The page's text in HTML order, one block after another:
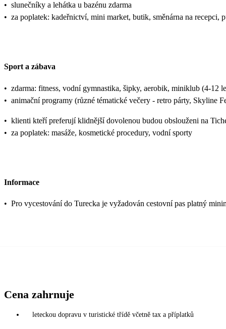
• slunečníky a lehátka u bazénu zdarma
• za poplatek: kadeřnictví, mini market, butik, směnárna na
Sport a zábava
• zdarma: fitness, vodní gymnastika, šipky, aerobik, miniklub (4-12
• animační programy (různé tématické večery - retro párty, Skyline
• klienti kteří preferují klidnější dovolenou budou obslouženi na
• za poplatek: masáže, kosmetické procedury, vodní sporty
Informace
• Pro vycestování do Turecka je vyžadován cestovní pas platný
Cena zahrnuje
leteckou dopravu v turistické třídě včetně tax a příplatků